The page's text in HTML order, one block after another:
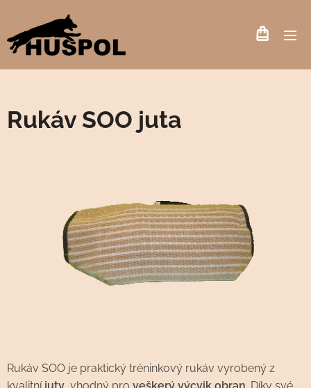
Rukáv SOO juta
Rukáv SOO je praktický tréninkový rukáv vyrobený z